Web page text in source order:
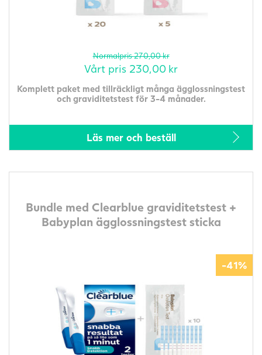
Normalpris270,00kr
Vårt pris 230,00 kr
Komplett paket med tillräckligt många ägglossningstest
och graviditetstest för 3-4 månader.
Läs mer och beställ
Bundle med Clearblue graviditetstest +
Babyplan ägglossningstest sticka
-41%